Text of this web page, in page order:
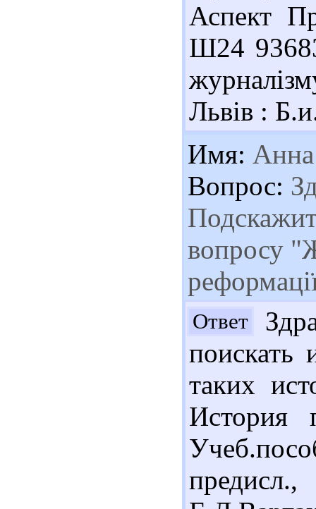
Аспект
Ш24
Львів :
Имя: Анна
Вопрос:
вопросу
Ответ
таких
История